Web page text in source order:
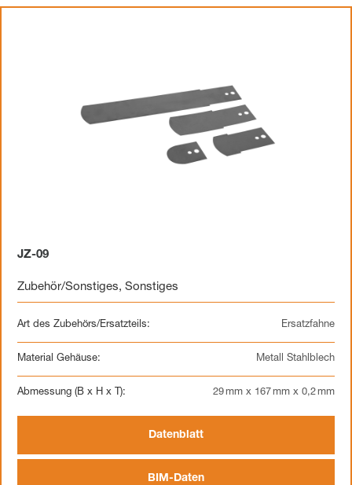
JZ-09
Zubehör/Sonstiges, Sonstiges
Art des Zubehörs/Ersatzteils: Ersatzfahne
Material Gehäuse: Metall Stahlblech
Abmessung (B x H x T): 29 mm x 167 mm x 0,2 mm
Datenblatt
BIM-Daten